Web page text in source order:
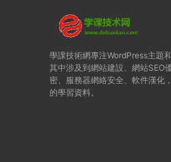
學課技術網專注WordPress主題
其中涉及到網站建設、網站SEO
密、服務器網絡安全、軟件漢化
的學習資料。